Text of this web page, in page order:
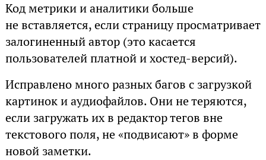
Код метрики и аналитики больше
не вставляется, если страницу просматривает
залогиненный автор (это касается
пользователей платной и хостед-версий).
Исправлено много разных багов с загрузкой
картинок и аудиофайлов. Они не теряются,
если загружать их в редактор тегов вне
текстового поля, не «подвисают» в форме
новой заметки.